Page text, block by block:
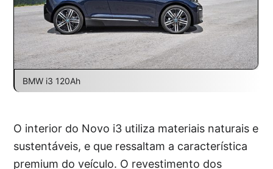
BMW i3 120Ah
O interior do Novo i3 utiliza materiais naturais e
sustentáveis, e que ressaltam a característica
premium do veículo. O revestimento dos